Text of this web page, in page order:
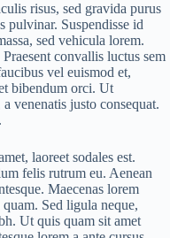
risus, sed gravida purus
pulvinar. Suspendisse id
sed vehicula lorem.
convallis luctus sem
vel euismod et,
bibendum orci. Ut
venenatis justo consequat.
laoreet sodales est.
felis rutrum eu. Aenean
Maecenas lorem
Sed ligula neque,
Ut quis quam sit amet